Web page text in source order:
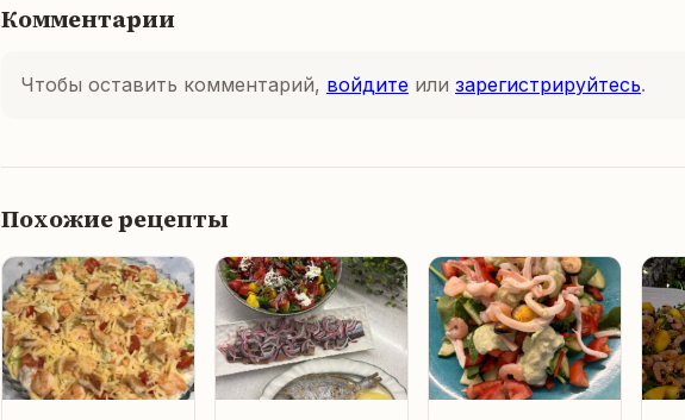
Комментарии
Чтобы оставить комментарий, войдите или зарегистрируйтесь.
Похожие рецепты